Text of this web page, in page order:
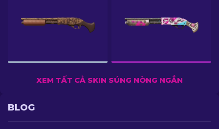
XEM TẤT CẢ SKIN SÚNG NÒNG NGẮN
BLOG